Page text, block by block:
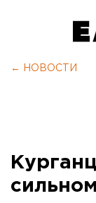
← НОВОСТИ